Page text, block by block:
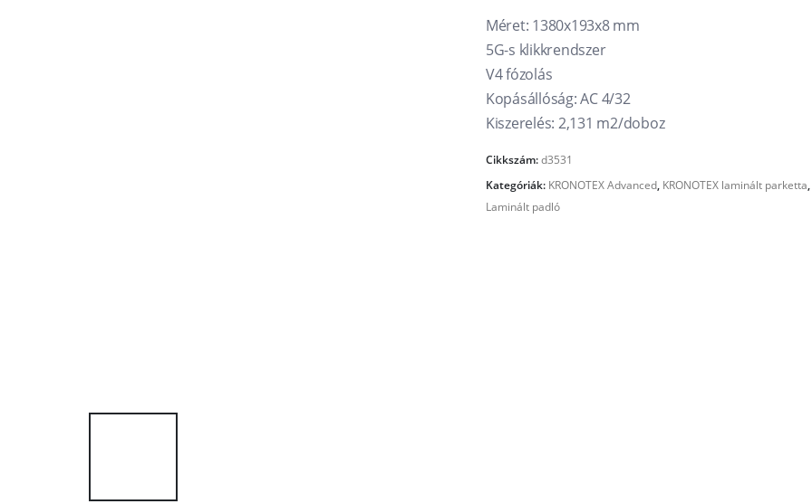
Méret: 1380x193x8 mm
5G-s klikkrendszer
V4 fózolás
Kopásállóság: AC 4/32
Kiszerelés: 2,131 m2/doboz
Cikkszám:d3531
Kategóriák: KRONOTEX Advanced, KRONOTEX laminált parketta,
Laminált padló